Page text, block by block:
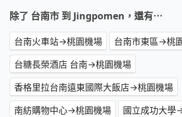
除了 台南市 到 Jingpomen，還有⋯
台南火車站→桃園機場
台南市東區→桃
台糖長榮酒店 台南→桃園機場
香格里拉台南遠東國際大飯店→桃園機場
南紡購物中心→桃園機場
國立成功大學